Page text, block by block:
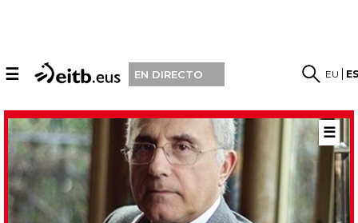
☰ EN DIRECTO EU
☰